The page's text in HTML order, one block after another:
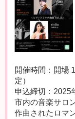
開催時間：開
定）
申込締切：2025
市内の音楽サロ
作曲されたロマ